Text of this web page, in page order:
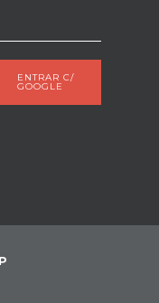
ENTRAR C/
GOOGLE